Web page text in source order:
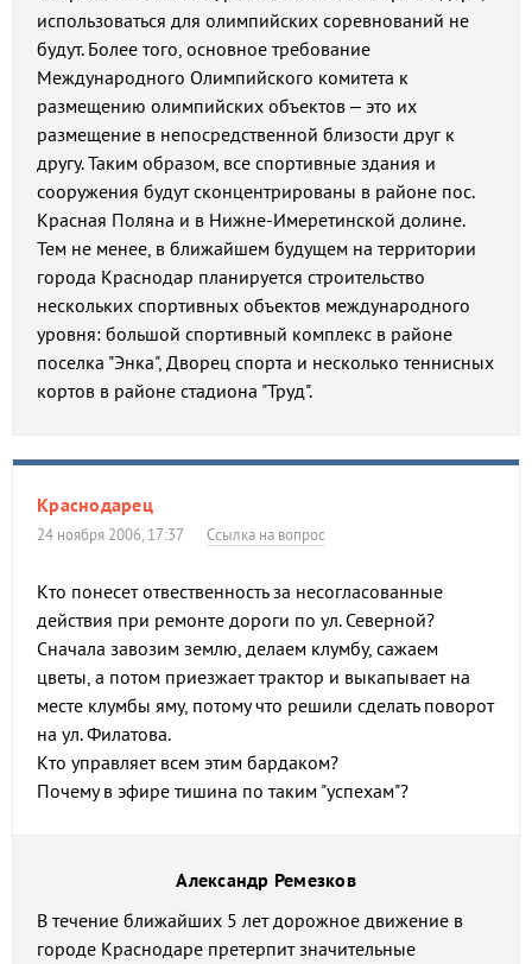
использоваться для олимпийских соревнований не
будут. Более того, основное требование
Международного Олимпийского комитета к
размещению олимпийских объектов – это их
размещение в непосредственной близости друг к
другу. Таким образом, все спортивные здания и
сооружения будут сконцентрированы в районе пос.
Красная Поляна и в Нижне-Имеретинской долине.
Тем не менее, в ближайшем будущем на территории
города Краснодар планируется строительство
нескольких спортивных объектов международного
уровня: большой спортивный комплекс в районе
поселка "Энка", Дворец спорта и несколько теннисных
кортов в районе стадиона "Труд".
Краснодарец
24 ноября 2006, 17:37 Ссылка на вопрос
Кто понесет отвественность за несогласованные
действия при ремонте дороги по ул. Северной?
Сначала завозим землю, делаем клумбу, сажаем
цветы, а потом приезжает трактор и выкапывает на
месте клумбы яму, потому что решили сделать поворот
на ул. Филатова.
Кто управляет всем этим бардаком?
Почему в эфире тишина по таким "успехам"?
Александр Ремезков
В течение ближайших 5 лет дорожное движение в
городе Краснодаре претерпит значительные